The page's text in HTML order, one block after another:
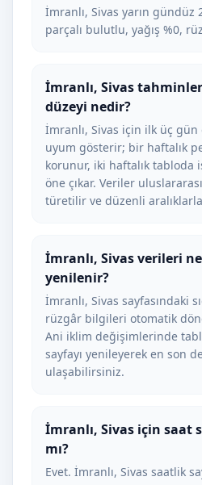
İmranlı, Sivas yarın gündüz
parçalı bulutlu, yağış %0,
İmranlı, Sivas
düzeyi nedir?
İmranlı, Sivas için ilk üç
uyum gösterir; bir haftalık
korunur, iki haftalık tabloda
öne çıkar. Veriler
türetilir ve düzenli
İmranlı, Sivas verileri ne
yenilenir?
İmranlı, Sivas sayfasındaki
rüzgâr bilgileri otomatik
Ani iklim değişimlerinde
sayfayı yenileyerek en son
ulaşabilirsiniz.
İmranlı, Sivas için saat
mı?
Evet. İmranlı, Sivas saatlik